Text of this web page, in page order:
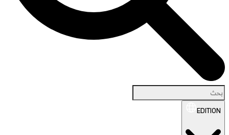
EDITION